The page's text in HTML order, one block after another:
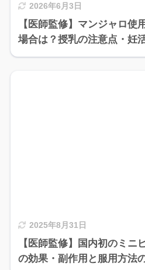
2026年6月3日
【医師監修】マンジャロ使
場合は？授乳の注意点・妊
2025年8月31日
【医師監修】国内初のミニ
の効果・副作用と服用方法